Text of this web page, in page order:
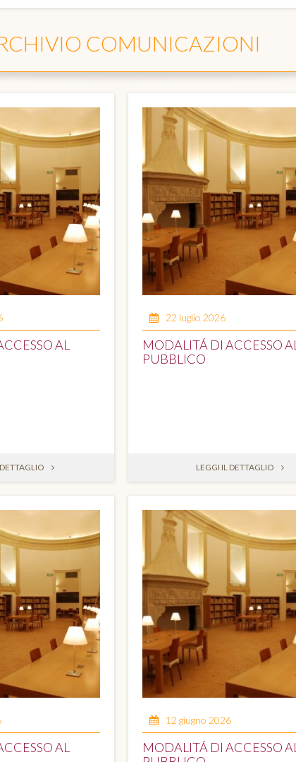
COMUNICAZIONI
AL
22 luglio 2026
MODALITÁ DI ACCESSO AL
PUBBLICO
LEGGI IL DETTAGLIO
AL
12 giugno 2026
MODALITÁ DI ACCESSO AL